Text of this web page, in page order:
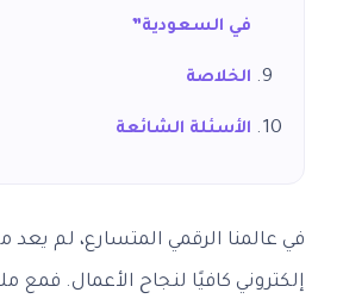
في السعودية”
الخلاصة
الأسئلة الشائعة
في عالمنا الرقمي المتسارع، لم
إلكتروني كافيًا لنجاح الأعمال. فمع